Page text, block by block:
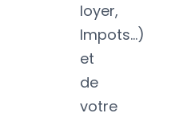
loyer,
Impots...)
et
de
votre